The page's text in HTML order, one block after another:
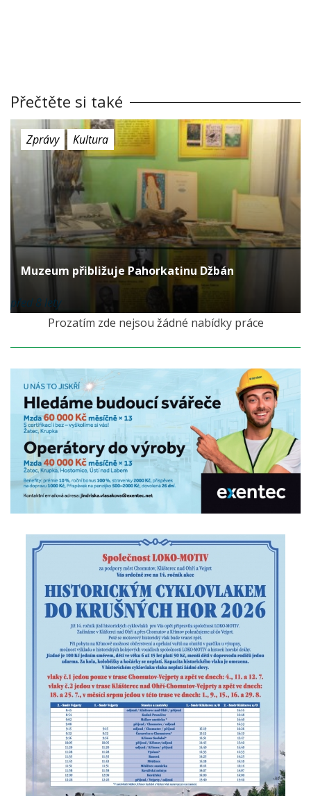
Přečtěte si také
Zprávy Kultura
Muzeum přibližuje Pahorkatinu Džbán
před 8 lety
Prozatím zde nejsou žádné nabídky práce